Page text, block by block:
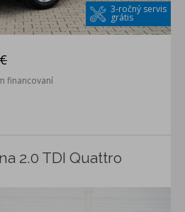
3-ročný servis
grátis
financovaní
2.0 TDI Quattro